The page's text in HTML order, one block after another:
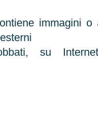
immagini
su